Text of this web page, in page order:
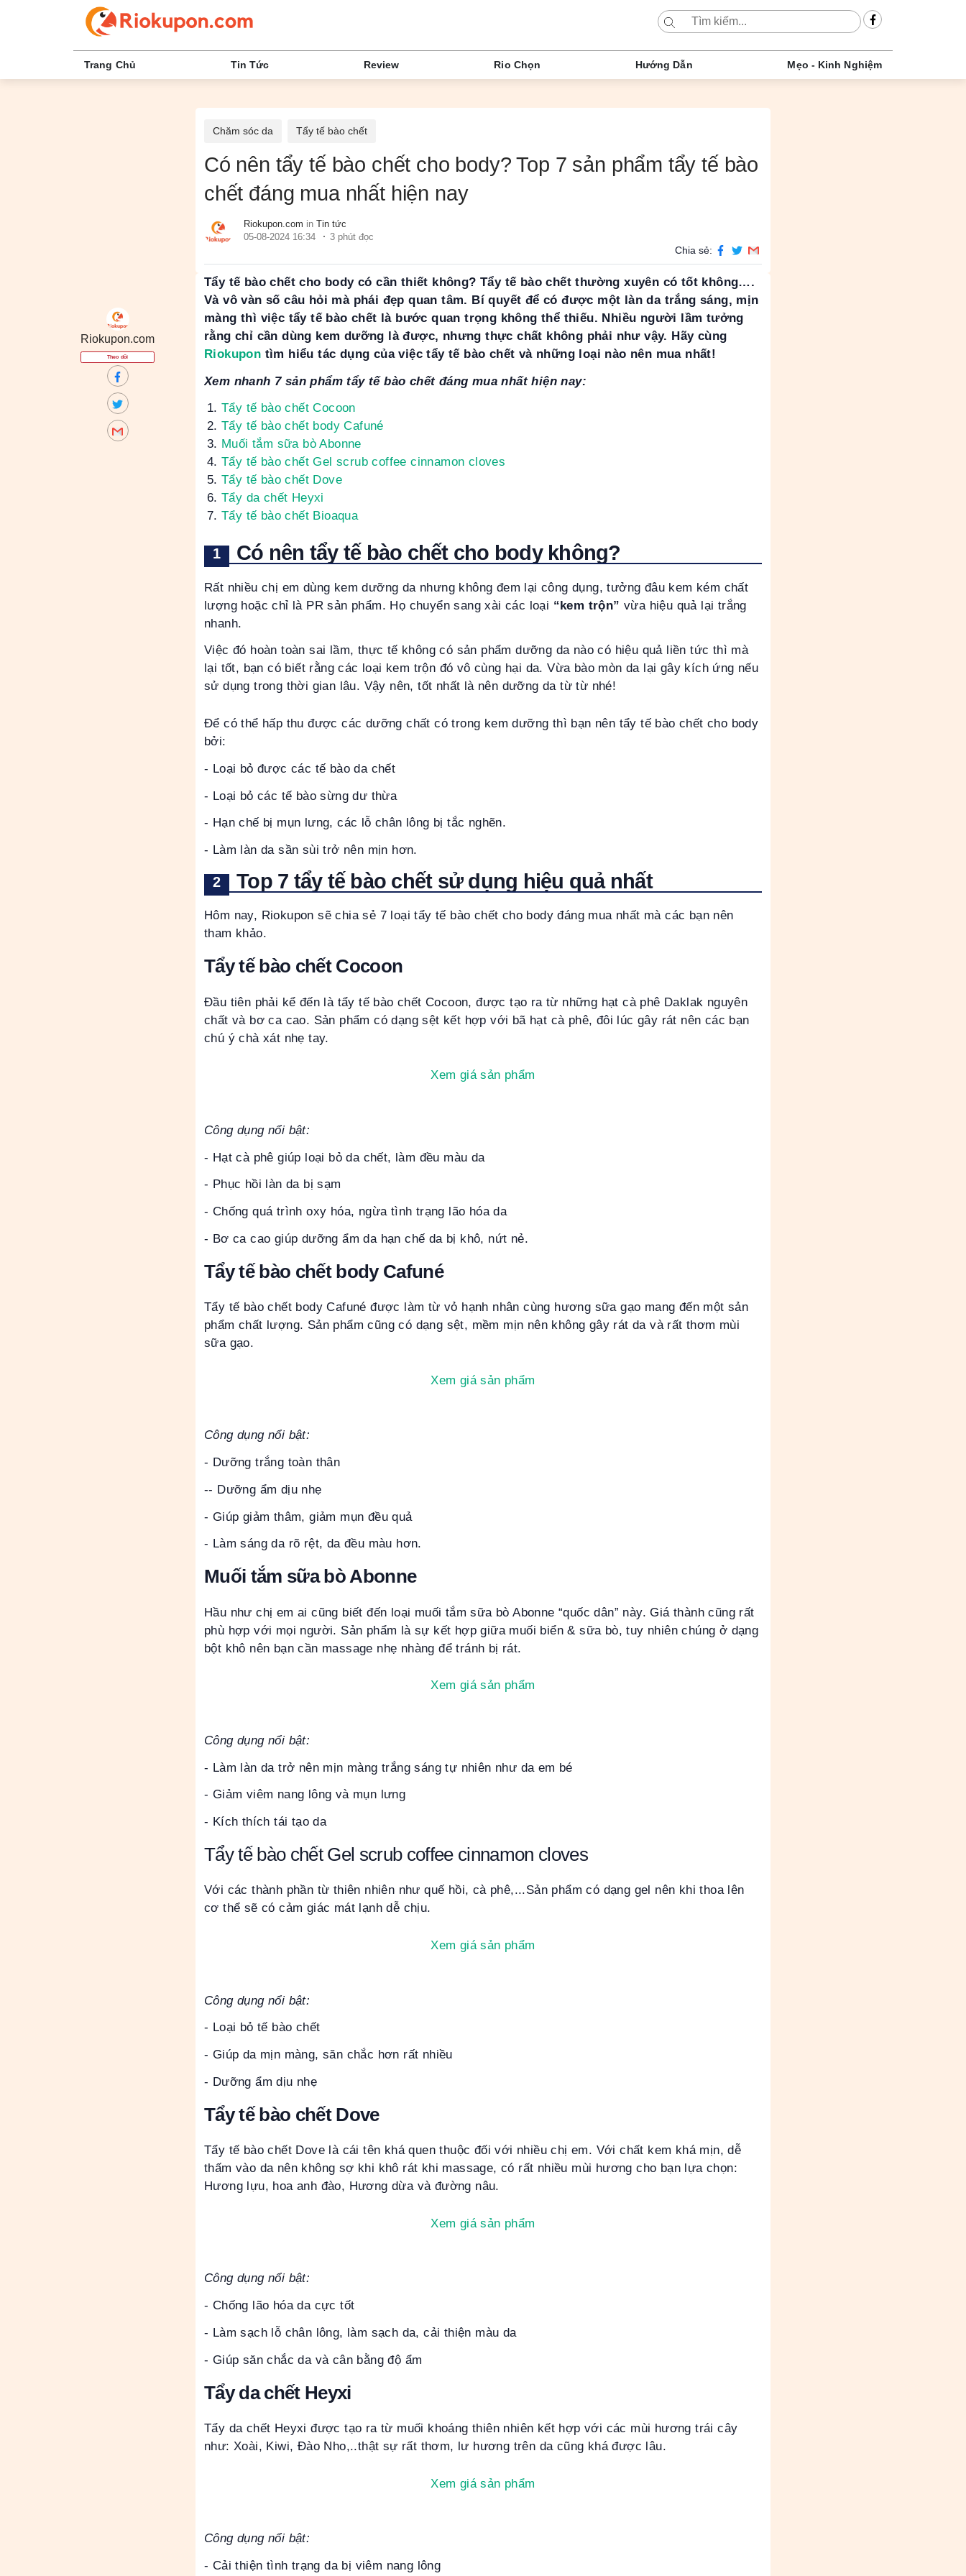
Trang Chủ Tin Tức Review Rio Chọn Hướng Dẫn Mẹo - Kinh Nghiệm
Chăm sóc da Tẩy tế bào chết
Có nên tẩy tế bào chết cho body? Top 7 sản phẩm tẩy tế bào
chết đáng mua nhất hiện nay
Riokupon.com in Tin tức
05-08-2024 16:34
3 phút đọc
Chia sẻ:
Riokupon.com
Theo dõi
Tẩy tế bào chết cho body có cần thiết không? Tẩy tế bào chết thường xuyên có tốt không….
Và vô vàn số câu hỏi mà phái đẹp quan tâm. Bí quyết để có được một làn da trắng sáng, mịn
màng thì việc tẩy tế bào chết là bước quan trọng không thể thiếu. Nhiều người lầm tưởng
rằng chỉ cần dùng kem dưỡng là được, nhưng thực chất không phải như vậy. Hãy cùng
Riokupon tìm hiểu tác dụng của việc tẩy tế bào chết và những loại nào nên mua nhất!
Xem nhanh 7 sản phẩm tẩy tế bào chết đáng mua nhất hiện nay:
Tẩy tế bào chết Cocoon
Tẩy tế bào chết body Cafuné
Muối tắm sữa bò Abonne
Tẩy tế bào chết Gel scrub coffee cinnamon cloves
Tẩy tế bào chết Dove
Tẩy da chết Heyxi
Tẩy tế bào chết Bioaqua
Có nên tẩy tế bào chết cho body không?
Rất nhiều chị em dùng kem dưỡng da nhưng không đem lại công dụng, tưởng đâu kem kém chất
lượng hoặc chỉ là PR sản phẩm. Họ chuyển sang xài các loại “kem trộn” vừa hiệu quả lại trắng
nhanh.
Việc đó hoàn toàn sai lầm, thực tế không có sản phẩm dưỡng da nào có hiệu quả liền tức thì mà
lại tốt, bạn có biết rằng các loại kem trộn đó vô cùng hại da. Vừa bào mòn da lại gây kích ứng nếu
sử dụng trong thời gian lâu. Vậy nên, tốt nhất là nên dưỡng da từ từ nhé!
Để có thể hấp thu được các dưỡng chất có trong kem dưỡng thì bạn nên tẩy tế bào chết cho body
bởi:
- Loại bỏ được các tế bào da chết
- Loại bỏ các tế bào sừng dư thừa
- Hạn chế bị mụn lưng, các lỗ chân lông bị tắc nghẽn.
- Làm làn da sần sùi trở nên mịn hơn.
Top 7 tẩy tế bào chết sử dụng hiệu quả nhất
Hôm nay, Riokupon sẽ chia sẻ 7 loại tẩy tế bào chết cho body đáng mua nhất mà các bạn nên
tham khảo.
Tẩy tế bào chết Cocoon
Đầu tiên phải kể đến là tẩy tế bào chết Cocoon, được tạo ra từ những hạt cà phê Daklak nguyên
chất và bơ ca cao. Sản phẩm có dạng sệt kết hợp với bã hạt cà phê, đôi lúc gây rát nên các bạn
chú ý chà xát nhẹ tay.
Xem giá sản phẩm
Công dụng nổi bật:
- Hạt cà phê giúp loại bỏ da chết, làm đều màu da
- Phục hồi làn da bị sạm
- Chống quá trình oxy hóa, ngừa tình trạng lão hóa da
- Bơ ca cao giúp dưỡng ẩm da hạn chế da bị khô, nứt nẻ.
Tẩy tế bào chết body Cafuné
Tẩy tế bào chết body Cafuné được làm từ vỏ hạnh nhân cùng hương sữa gạo mang đến một sản
phẩm chất lượng. Sản phẩm cũng có dạng sệt, mềm mịn nên không gây rát da và rất thơm mùi
sữa gạo.
Xem giá sản phẩm
Công dụng nổi bật:
- Dưỡng trắng toàn thân
-- Dưỡng ẩm dịu nhẹ
- Giúp giảm thâm, giảm mụn đều quả
- Làm sáng da rõ rệt, da đều màu hơn.
Muối tắm sữa bò Abonne
Hầu như chị em ai cũng biết đến loại muối tắm sữa bò Abonne “quốc dân” này. Giá thành cũng rất
phù hợp với mọi người. Sản phẩm là sự kết hợp giữa muối biển & sữa bò, tuy nhiên chúng ở dạng
bột khô nên bạn cần massage nhẹ nhàng để tránh bị rát.
Xem giá sản phẩm
Công dụng nổi bật:
- Làm làn da trở nên mịn màng trắng sáng tự nhiên như da em bé
- Giảm viêm nang lông và mụn lưng
- Kích thích tái tạo da
Tẩy tế bào chết Gel scrub coffee cinnamon cloves
Với các thành phần từ thiên nhiên như quế hồi, cà phê,...Sản phẩm có dạng gel nên khi thoa lên
cơ thể sẽ có cảm giác mát lạnh dễ chịu.
Xem giá sản phẩm
Công dụng nổi bật:
- Loại bỏ tế bào chết
- Giúp da mịn màng, săn chắc hơn rất nhiều
- Dưỡng ẩm dịu nhẹ
Tẩy tế bào chết Dove
Tẩy tế bào chết Dove là cái tên khá quen thuộc đối với nhiều chị em. Với chất kem khá mịn, dễ
thấm vào da nên không sợ khi khô rát khi massage, có rất nhiều mùi hương cho bạn lựa chọn:
Hương lựu, hoa anh đào, Hương dừa và đường nâu.
Xem giá sản phẩm
Công dụng nổi bật:
- Chống lão hóa da cực tốt
- Làm sạch lỗ chân lông, làm sạch da, cải thiện màu da
- Giúp săn chắc da và cân bằng độ ẩm
Tẩy da chết Heyxi
Tẩy da chết Heyxi được tạo ra từ muối khoáng thiên nhiên kết hợp với các mùi hương trái cây
như: Xoài, Kiwi, Đào Nho,..thật sự rất thơm, lư hương trên da cũng khá được lâu.
Xem giá sản phẩm
Công dụng nổi bật:
- Cải thiện tình trạng da bị viêm nang lông